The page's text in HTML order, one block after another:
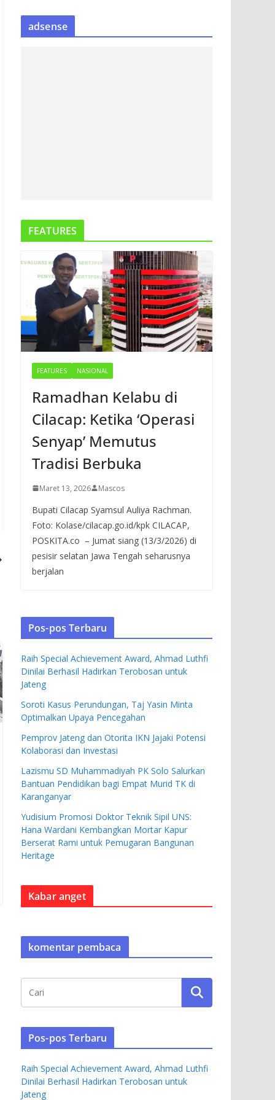
S
adsense
FEATURES
FEATURES NASIONAL
Ramadhan Kelabu di
Cilacap: Ketika ‘Operasi
Senyap’ Memutus
Tradisi Berbuka
Maret 13, 2026 Mascos
Bupati Cilacap Syamsul Auliya Rachman.
Foto: Kolase/cilacap.go.id/kpk CILACAP,
POSKITA.co – Jumat siang (13/3/2026) di
pesisir selatan Jawa Tengah seharusnya
berjalan
Pos-pos Terbaru
Raih Special Achievement Award, Ahmad Luthfi
Dinilai Berhasil Hadirkan Terobosan untuk
Jateng
Soroti Kasus Perundungan, Taj Yasin Minta
Optimalkan Upaya Pencegahan
Pemprov Jateng dan Otorita IKN Jajaki Potensi
Kolaborasi dan Investasi
Lazismu SD Muhammadiyah PK Solo Salurkan
Bantuan Pendidikan bagi Empat Murid TK di
Karanganyar
Yudisium Promosi Doktor Teknik Sipil UNS:
Hana Wardani Kembangkan Mortar Kapur
Berserat Rami untuk Pemugaran Bangunan
Heritage
Kabar anget
komentar pembaca
Pos-pos Terbaru
Raih Special Achievement Award, Ahmad Luthfi
Dinilai Berhasil Hadirkan Terobosan untuk
Jateng